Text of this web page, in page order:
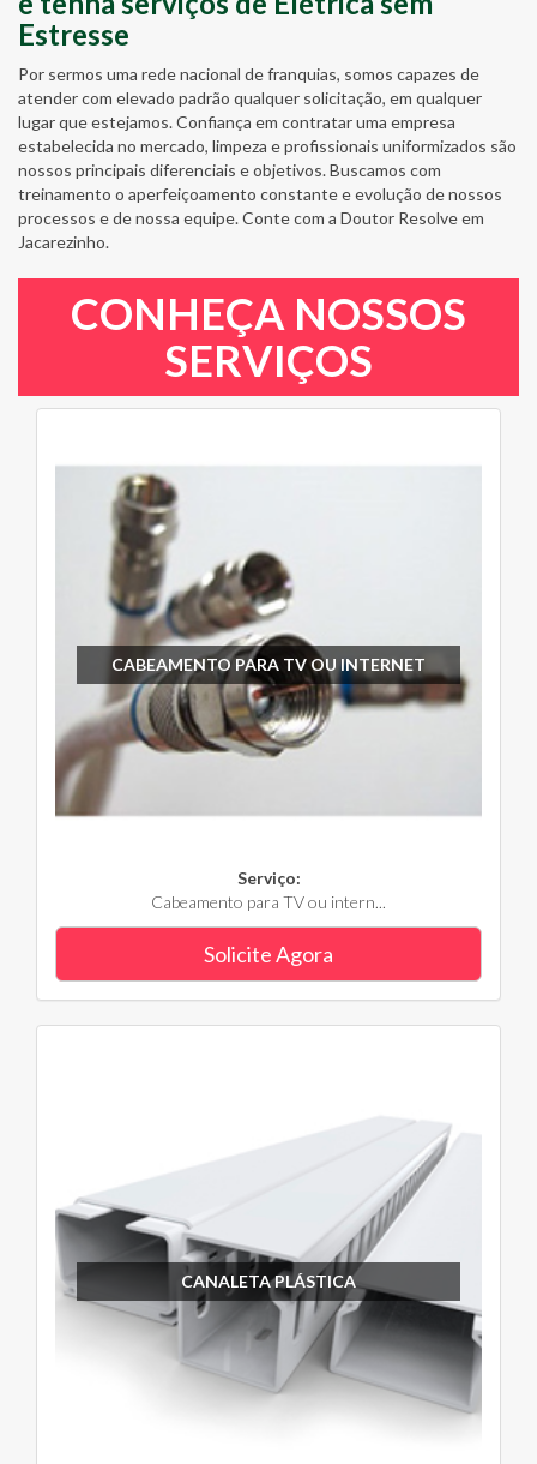
Estresse
Por sermos uma rede nacional de franquias, somos capazes de
atender com elevado padrão qualquer solicitação, em qualquer
lugar que estejamos. Confiança em contratar uma empresa
estabelecida no mercado, limpeza e profissionais uniformizados são
nossos principais diferenciais e objetivos. Buscamos com
treinamento o aperfeiçoamento constante e evolução de nossos
processos e de nossa equipe. Conte com a Doutor Resolve em
Jacarezinho.
CONHEÇA NOSSOS
SERVIÇOS
CABEAMENTO PARA TV OU INTERNET
Serviço:
Cabeamento para TV ou intern...
Solicite Agora
CANALETA PLÁSTICA